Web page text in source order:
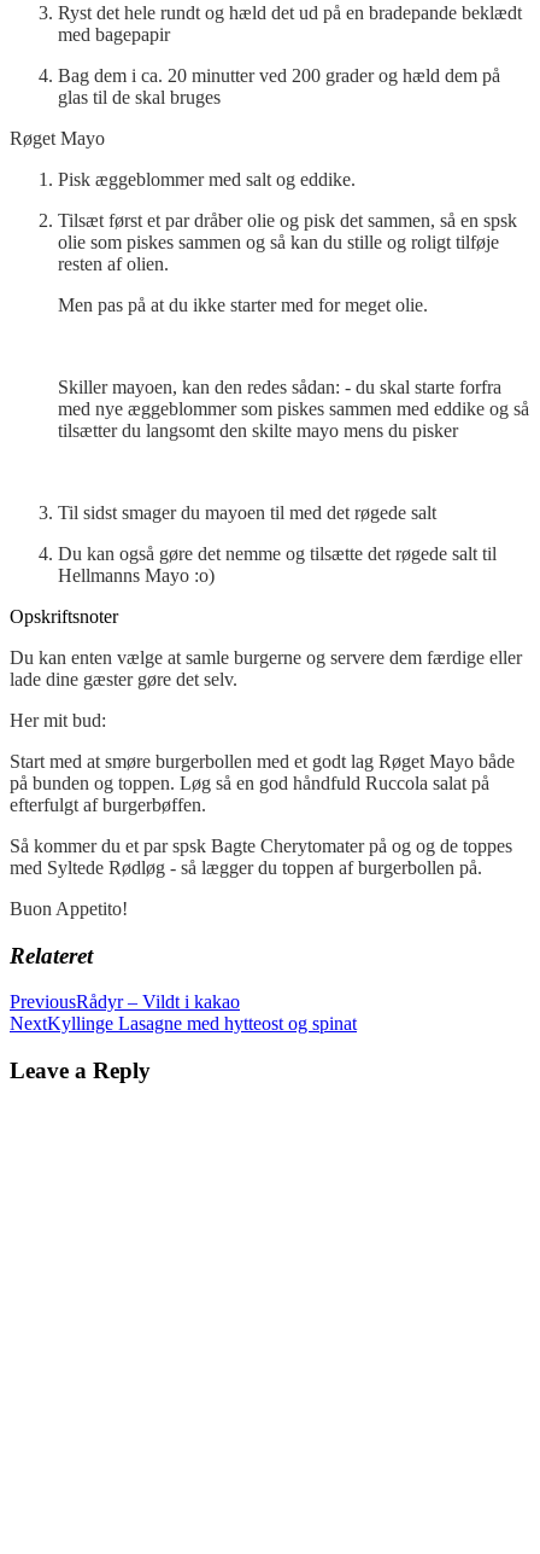
Ryst det hele rundt og hæld det ud på en bradepande beklædt
med bagepapir
Bag dem i ca. 20 minutter ved 200 grader og hæld dem på
glas til de skal bruges
Røget Mayo
Pisk æggeblommer med salt og eddike.
Tilsæt først et par dråber olie og pisk det sammen, så en spsk
olie som piskes sammen og så kan du stille og roligt tilføje
resten af olien.
Men pas på at du ikke starter med for meget olie.
Skiller mayoen, kan den redes sådan: - du skal starte forfra
med nye æggeblommer som piskes sammen med eddike og så
tilsætter du langsomt den skilte mayo mens du pisker
Til sidst smager du mayoen til med det røgede salt
Du kan også gøre det nemme og tilsætte det røgede salt til
Hellmanns Mayo :o)
Opskriftsnoter
Du kan enten vælge at samle burgerne og servere dem færdige eller
lade dine gæster gøre det selv.
Her mit bud:
Start med at smøre burgerbollen med et godt lag Røget Mayo både
på bunden og toppen. Løg så en god håndfuld Ruccola salat på
efterfulgt af burgerbøffen.
Så kommer du et par spsk Bagte Cherytomater på og og de toppes
med Syltede Rødløg - så lægger du toppen af burgerbollen på.
Buon Appetito!
Relateret
PreviousRådyr – Vildt i kakao
NextKyllinge Lasagne med hytteost og spinat
Leave a Reply